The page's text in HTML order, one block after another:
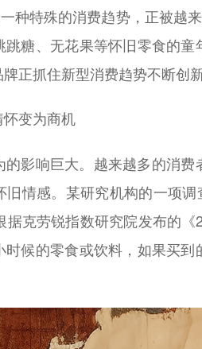
特殊的消费趋势，正被越
糖、无花果等怀旧零食的
抓住新型消费趋势不断创
变为商机
响巨大。越来越多的消费
情感。某研究机构的一项
克劳锐指数研究院发布的
候的零食或饮料，如果买